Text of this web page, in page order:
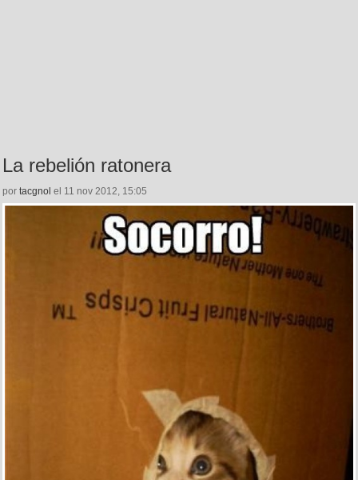
La rebelión ratonera
por tacgnol el 11 nov 2012, 15:05